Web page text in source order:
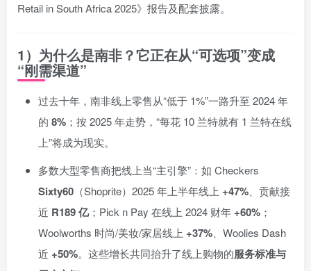
Retail in South Africa 2025》报告及配套披露。
1）为什么是南非？它正在从“可选项”变成
“刚需渠道”
过去十年，南非线上零售从“低于 1%”一路升至 2024 年
的 8% ；按 2025 年走势，“每花 10 兰特就有 1 兰特在线
上”将成为现实。
多数大型零售商把线上当“主引擎”：如 Checkers
Sixty60 （Shoprite）2025 年上半年线上 +47% 、贡献接
近 R189 亿；Pick n Pay 在线上 2024 财年 +60% ；
Woolworths 时尚/美妆/家居线上 +37% 、Woolies Dash
近 +50%。这些增长共同抬升了线上购物的服务标准与